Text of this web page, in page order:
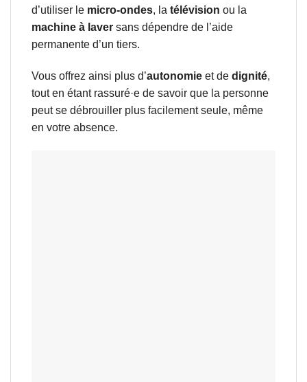
d’utiliser le micro-ondes, la télévision ou la
machine à laver sans dépendre de l’aide
permanente d’un tiers.
Vous offrez ainsi plus d’autonomie et de dignité,
tout en étant rassuré·e de savoir que la personne
peut se débrouiller plus facilement seule, même
en votre absence.